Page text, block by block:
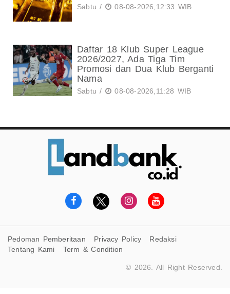
Sabtu / 08-08-2026,12:33 WIB
Daftar 18 Klub Super League
2026/2027, Ada Tiga Tim
Promosi dan Dua Klub Berganti
Nama
Sabtu / 08-08-2026,11:28 WIB
Pedoman Pemberitaan Privacy Policy
Redaksi
Tentang Kami
Term & Condition
© 2026. All Right Reserved.